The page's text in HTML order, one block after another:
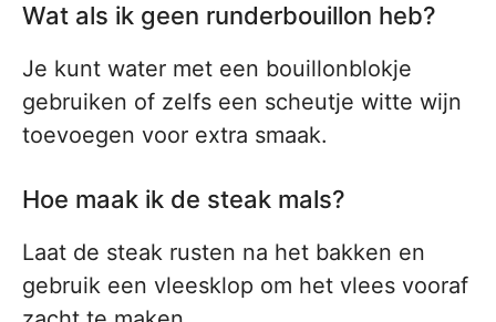
Wat als ik geen runderbouillon heb?
Je kunt water met een bouillonblokje
gebruiken of zelfs een scheutje witte wijn
toevoegen voor extra smaak.
Hoe maak ik de steak mals?
Laat de steak rusten na het bakken en
gebruik een vleesklop om het vlees vooraf